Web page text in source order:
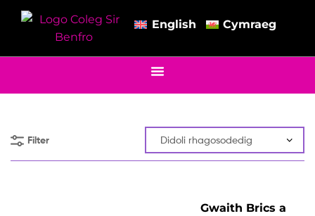
English Cymraeg
Filter
Gwaith Brics a